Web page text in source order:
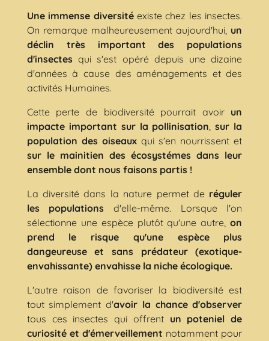
Une immense diversitéexiste chez les insectes.
On remarque malheureusement aujourd'hui, un
déclin très important des populations
d'insectesqui s'est opéré depuis une dizaine
d'années à cause des aménagements et des
activités Humaines.
Cette perte de biodiversité pourrait avoir un
impacte important sur la pollinisation,sur la
population des oiseauxqui s'en nourrissent et
sur le mainitien des écosystémes dans leur
ensemble dont nous faisons partis !
La diversité dans la nature permet de réguler
les populations d'elle-même. Lorsque l'on
sélectionne une espèce plutôt qu'une autre,on
prend le risque qu'une espèce plus
dangeureuse et sans prédateur (exotique-
envahissante) envahisse la niche écologique.
L'autre raison de favoriser la biodiversité est
tout simplement d'avoir la chance d'observer
tous ces insectes qui offrent un poteniel de
curiosité et d'émerveillement notamment pour